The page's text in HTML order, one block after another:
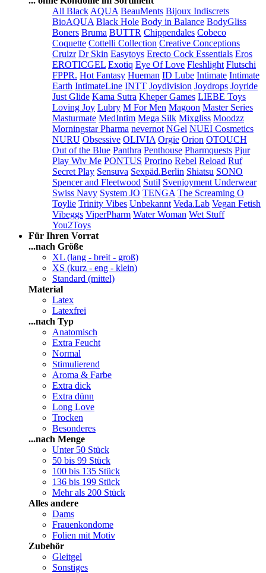
All Black AQUA BeauMents Bijoux Indiscrets
BioAQUA Black Hole Body in Balance BodyGliss
Boners Bruma BUTTR Chippendales Cobeco
Coquette Cottelli Collection Creative Conceptions
Cruizr Dr Skin Easytoys Erecto Cock Essentials Eros
EROTICGEL Exotiq Eye Of Love Fleshlight Flutschi
FPPR. Hot Fantasy Hueman ID Lube Intimate Intimate
Earth IntimateLine INTT Joydivision Joydrops Joyride
Just Glide Kama Sutra Kheper Games LIEBE Toys
Loving Joy Lubry M For Men Magoon Master Series
Masturmate MedIntim Mega Silk Mixgliss Moodzz
Morningstar Pharma nevernot NGel NUEI Cosmetics
NURU Obsessive OLIVIA Orgie Orion OTOUCH
Out of the Blue Panthra Penthouse Pharmquests Pjur
Play Wiv Me PONTUS Prorino Rebel Reload Ruf
Secret Play Sensuva Sexpäd.Berlin Shiatsu SONO
Spencer and Fleetwood Sutil Svenjoyment Underwear
Swiss Navy System JO TENGA The Screaming O
Toylie Trinity Vibes Unbekannt Veda.Lab Vegan Fetish
Vibeggs ViperPharm Water Woman Wet Stuff
You2Toys
Für Ihren Vorrat
...nach Größe
XL (lang - breit - groß)
XS (kurz - eng - klein)
Standard (mittel)
Material
Latex
Latexfrei
...nach Typ
Anatomisch
Extra Feucht
Normal
Stimulierend
Aroma & Farbe
Extra dick
Extra dünn
Long Love
Trocken
Besonderes
...nach Menge
Unter 50 Stück
50 bis 99 Stück
100 bis 135 Stück
136 bis 199 Stück
Mehr als 200 Stück
Alles andere
Dams
Frauenkondome
Folien mit Motiv
Zubehör
Gleitgel
Sonstiges